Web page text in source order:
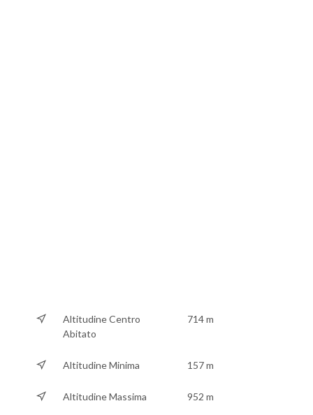
Altitudine Centro
Abitato
714 m
Altitudine Minima 157 m
Altitudine Massima 952 m